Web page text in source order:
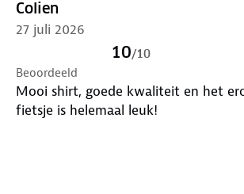
Colien
27 juli 2026
10/10
Beoordeeld
Mooi shirt, goede kwaliteit en het
fietsje is helemaal leuk!